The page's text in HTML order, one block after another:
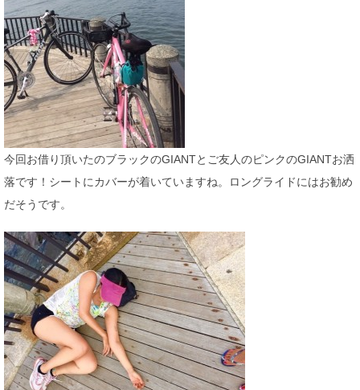
今回お借り頂いたのブラックのGIANTとご友人のピンクのGIANTお洒
落です！シートにカバーが着いていますね。ロングライドにはお勧め
だそうです。